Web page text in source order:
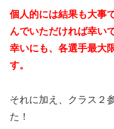
個人的には結果も大事
んでいただければ幸い
幸いにも、各選手最大
す。
それに加え、クラス２
た！